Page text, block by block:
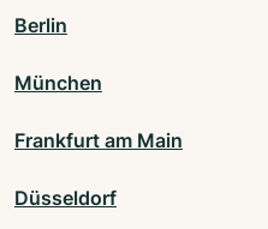
Berlin
München
Frankfurt am Main
Düsseldorf